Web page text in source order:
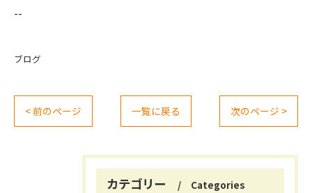
--
ブログ
< 前のページ 一覧に戻る 次のページ >
カテゴリー Categories